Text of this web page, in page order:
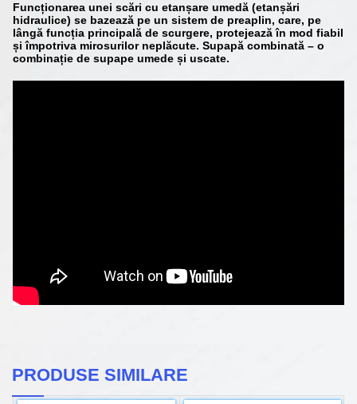
Funcționarea unei scări cu etanșare umedă (etanșări
hidraulice) se bazează pe un sistem de preaplin, care, pe
lângă funcția principală de scurgere, protejează în mod fiabil
și împotriva mirosurilor neplăcute. Supapă combinată – o
combinație de supape umede și uscate.
PRODUSE SIMILARE